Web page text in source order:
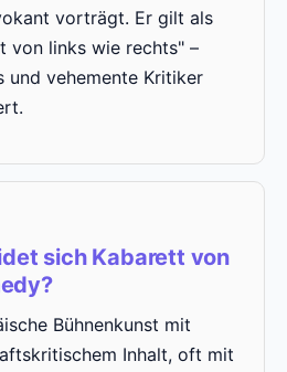
vorträgt. Er gilt als
von links wie rechts" –
und vehemente Kritiker
sich Kabarett von
Bühnenkunst mit
Inhalt, oft mit